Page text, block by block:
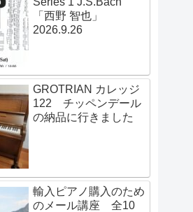
「西野 智也」
2026.9.26
GROTRIAN カレッジ
122 チッペンデール
の納品に行きました
輸入ピアノ購入のため
のメール講座 全10